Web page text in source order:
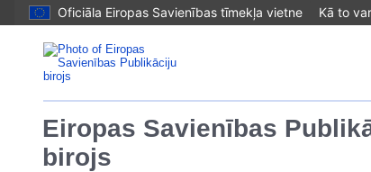
Oficiāla Eiropas Savienības tīmekļa vietne Kā to
Eiropas Savienības
birojs